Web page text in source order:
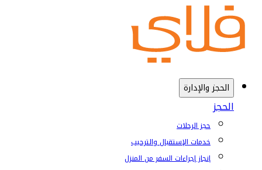
الحجز والإدارة
الحجز
حجز الرحلات
خدمات الإستقبال والترحيب
إنجاز إجراءات السفر من المنزل